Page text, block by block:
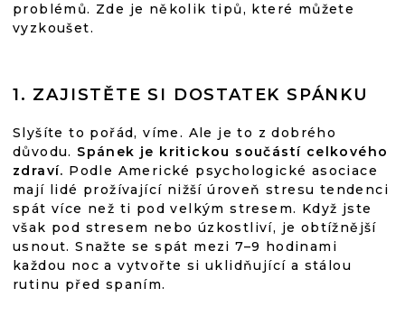
problémů. Zde je několik tipů, které můžete
vyzkoušet.
1. ZAJISTĚTE SI DOSTATEK SPÁNKU
Slyšíte to pořád, víme. Ale je to z dobrého
důvodu. Spánek je kritickou součástí celkového
zdraví. Podle Americké psychologické asociace
mají lidé prožívající nižší úroveň stresu tendenci
spát více než ti pod velkým stresem. Když jste
však pod stresem nebo úzkostliví, je obtížnější
usnout. Snažte se spát mezi 7–9 hodinami
každou noc a vytvořte si uklidňující a stálou
rutinu před spaním.